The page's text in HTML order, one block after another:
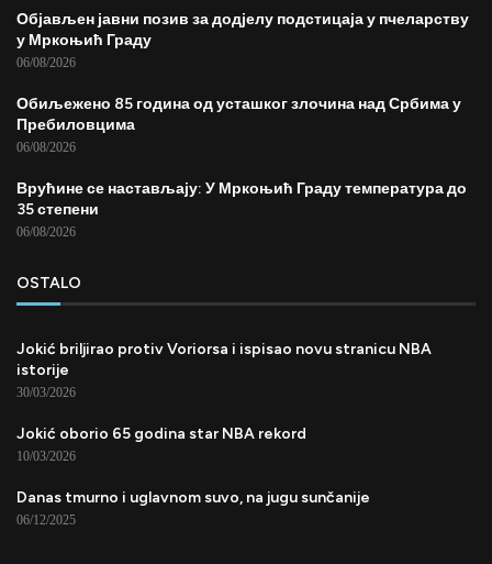
Објављен јавни позив за додјелу подстицаја у пчеларству
у Мркоњић Граду
06/08/2026
Обиљежено 85 година од усташког злочина над Србима у
Пребиловцима
06/08/2026
Врућине се настављају: У Мркоњић Граду температура до
35 степени
06/08/2026
OSTALO
Jokić briljirao protiv Voriorsa i ispisao novu stranicu NBA
istorije
30/03/2026
Jokić oborio 65 godina star NBA rekord
10/03/2026
Danas tmurno i uglavnom suvo, na jugu sunčanije
06/12/2025